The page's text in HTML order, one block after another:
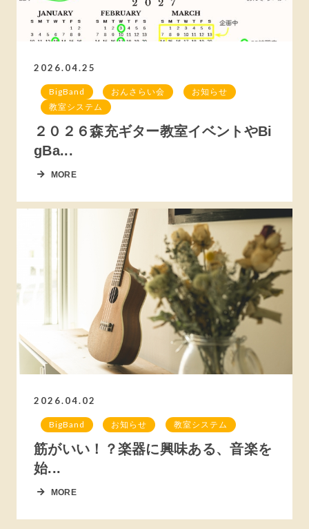
2026.04.25
BigBand おんさらい会
お知らせ
教室システム
２０２６森充ギター教室イベントやBi
gBa...
MORE
2026.04.02
BigBand お知らせ 教室システム
筋がいい！？楽器に興味ある、音楽を
始...
MORE